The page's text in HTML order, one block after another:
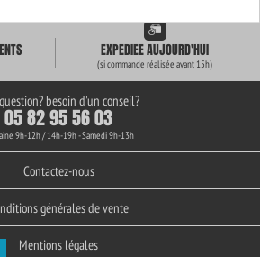
EXPEDIEE AUJOURD'HUI
(si commande réalisée avant 15h)
besoin d'un conseil?
05 82 95 56 03
9h-12h / 14h-19h - Samedi 9h-13h
Contactez-nous
générales de vente
Mentions légales